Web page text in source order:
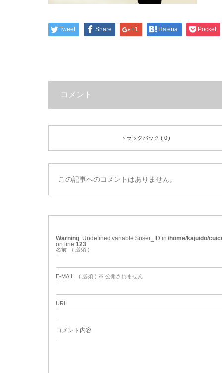
Tweet Share +1 Hatena Pocket
コメント
トラックバック ( 0 )
この記事へのコメントはありません。
Warning : Undefined variable $user_ID in /home/kajuido/
on line 123
名前 ( 必須 )
E-MAIL ( 必須 ) ※ 公開されません
URL
コメント内容